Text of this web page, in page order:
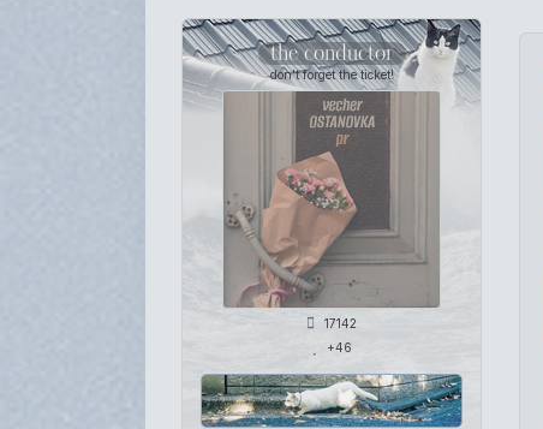
the conductor
don't forget the ticket!
17142
+46